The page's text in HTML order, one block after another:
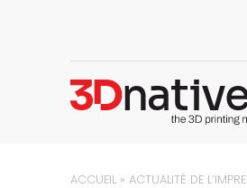
ACCUEIL »ACTUALITÉ DE